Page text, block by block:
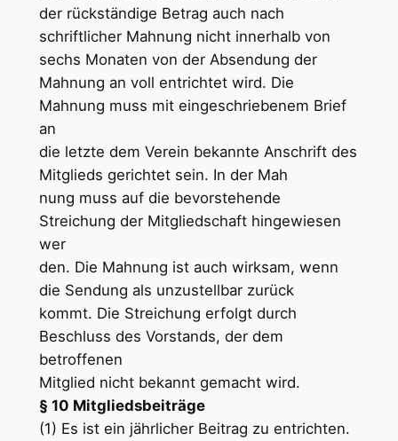
der rückständige Betrag auch nach
schriftlicher Mahnung nicht innerhalb von
sechs Monaten von der Absendung der
Mahnung an voll entrichtet wird. Die
Mahnung muss mit eingeschriebenem Brief
an
die letzte dem Verein bekannte Anschrift des
Mitglieds gerichtet sein. In der Mah
nung muss auf die bevorstehende
Streichung der Mitgliedschaft hingewiesen
wer
den. Die Mahnung ist auch wirksam, wenn
die Sendung als unzustellbar zurück
kommt. Die Streichung erfolgt durch
Beschluss des Vorstands, der dem
betroffenen
Mitglied nicht bekannt gemacht wird.
§ 10 Mitgliedsbeiträge
(1) Es ist ein jährlicher Beitrag zu entrichten.